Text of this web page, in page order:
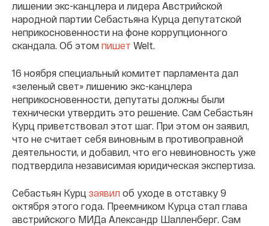
лишении экс-канцлера и лидера Австрийской
народной партии Себастьяна Курца депутатской
неприкосновенности на фоне коррупционного
скандала. Об этом пишет Welt.
16 ноября специальный комитет парламента дал
«зеленый свет» лишению экс-канцлера
неприкосновенности, депутаты должны были
технически утвердить это решение. Сам Себастьян
Курц приветствовал этот шаг. При этом он заявил,
что не считает себя виновным в противоправной
деятельности, и добавил, что его невиновность уже
подтвердила независимая юридическая экспертиза.
Себастьян Курц заявил об уходе в отставку 9
октября этого года. Преемником Курца стал глава
австрийского МИДа Александр Шалленберг. Сам